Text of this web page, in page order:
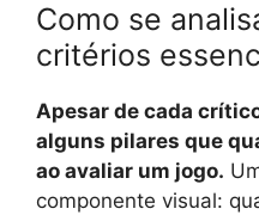
Como se
critérios
Apesar de cada
alguns pilares que
ao avaliar um jogo.
componente visual: